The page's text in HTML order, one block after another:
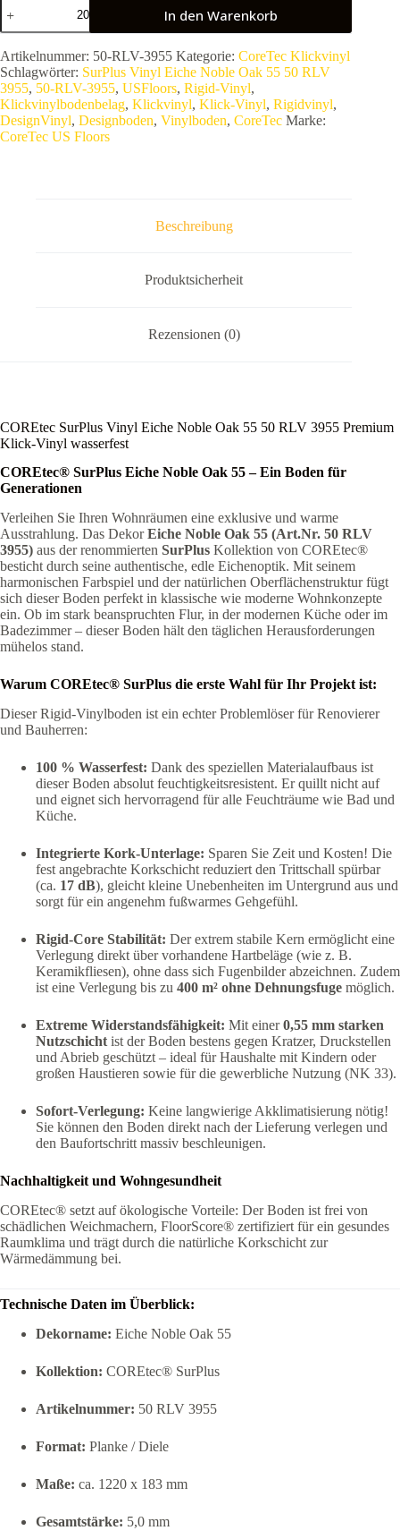
SurPlus
Vinyl
Eiche
Noble
Oak
55
50
RLV
3955
In den Warenkorb
Artikelnummer: 50-RLV-3955 Kategorie: CoreTec Klickvinyl
Schlagwörter: SurPlus Vinyl Eiche Noble Oak 55 50 RLV
3955, 50-RLV-3955, USFloors, Rigid-Vinyl,
Klickvinylbodenbelag, Klickvinyl, Klick-Vinyl, Rigidvinyl,
DesignVinyl, Designboden, Vinylboden, CoreTec Marke:
CoreTec US Floors
Beschreibung
Produktsicherheit
Rezensionen (0)
COREtec SurPlus Vinyl Eiche Noble Oak 55 50 RLV 3955 Premium
Klick-Vinyl wasserfest
COREtec® SurPlus Eiche Noble Oak 55 – Ein Boden für
Generationen
Verleihen Sie Ihren Wohnräumen eine exklusive und warme
Ausstrahlung. Das DekorEiche Noble Oak 55 (Art.Nr. 50 RLV
3955) aus der renommierten SurPlus Kollektion von COREtec®
besticht durch seine authentische, edle Eichenoptik. Mit seinem
harmonischen Farbspiel und der natürlichen Oberflächenstruktur fügt
sich dieser Boden perfekt in klassische wie moderne Wohnkonzepte
ein. Ob im stark beanspruchten Flur, in der modernen Küche oder im
Badezimmer – dieser Boden hält den täglichen Herausforderungen
mühelos stand.
Warum COREtec® SurPlus die erste Wahl für Ihr Projekt ist:
Dieser Rigid-Vinylboden ist ein echter Problemlöser für Renovierer
und Bauherren:
100 % Wasserfest: Dank des speziellen Materialaufbaus ist
dieser Boden absolut feuchtigkeitsresistent. Er quillt nicht auf
und eignet sich hervorragend für alle Feuchträume wie Bad und
Küche.
Integrierte Kork-Unterlage: Sparen Sie Zeit und Kosten! Die
fest angebrachte Korkschicht reduziert den Trittschall spürbar
(ca. 17 dB), gleicht kleine Unebenheiten im Untergrund aus und
sorgt für ein angenehm fußwarmes Gehgefühl.
Rigid-Core Stabilität: Der extrem stabile Kern ermöglicht eine
Verlegung direkt über vorhandene Hartbeläge (wie z. B.
Keramikfliesen), ohne dass sich Fugenbilder abzeichnen. Zudem
ist eine Verlegung bis zu 400 m² ohne Dehnungsfuge möglich.
Extreme Widerstandsfähigkeit: Mit einer0,55 mm starken
Nutzschicht ist der Boden bestens gegen Kratzer, Druckstellen
und Abrieb geschützt – ideal für Haushalte mit Kindern oder
großen Haustieren sowie für die gewerbliche Nutzung (NK 33).
Sofort-Verlegung: Keine langwierige Akklimatisierung nötig!
Sie können den Boden direkt nach der Lieferung verlegen und
den Baufortschritt massiv beschleunigen.
Nachhaltigkeit und Wohngesundheit
COREtec® setzt auf ökologische Vorteile: Der Boden ist frei von
schädlichen Weichmachern, FloorScore® zertifiziert für ein gesundes
Raumklima und trägt durch die natürliche Korkschicht zur
Wärmedämmung bei.
Technische Daten im Überblick:
Dekorname: Eiche Noble Oak 55
Kollektion: COREtec® SurPlus
Artikelnummer: 50 RLV 3955
Format: Planke / Diele
Maße: ca. 1220 x 183 mm
Gesamtstärke: 5,0 mm